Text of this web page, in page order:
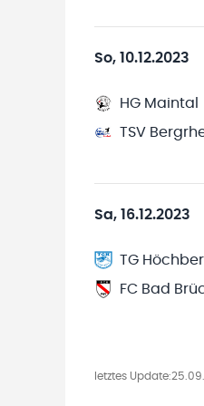
So, 10.12.2023
HG Maintal
TSV
Sa, 16.12.2023
TG
FC Bad
letztes Update: